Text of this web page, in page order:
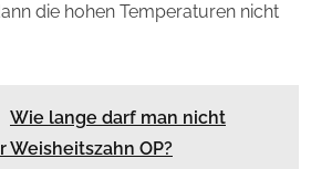
die hohen Temperaturen nicht
Wie lange darf man nicht
OP?